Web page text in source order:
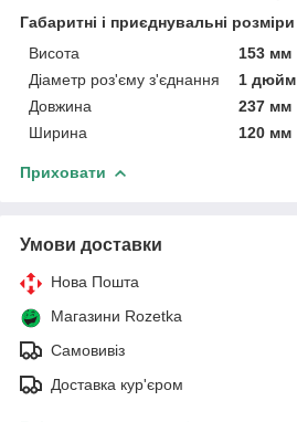
Габаритні і приєднувальні розміри
Висота
153 мм
Діаметр роз'єму з'єднання
1 дюйм
Довжина
237 мм
Ширина
120 мм
Приховати
Умови доставки
Нова Пошта
Магазини Rozetka
Самовивіз
Доставка кур'єром